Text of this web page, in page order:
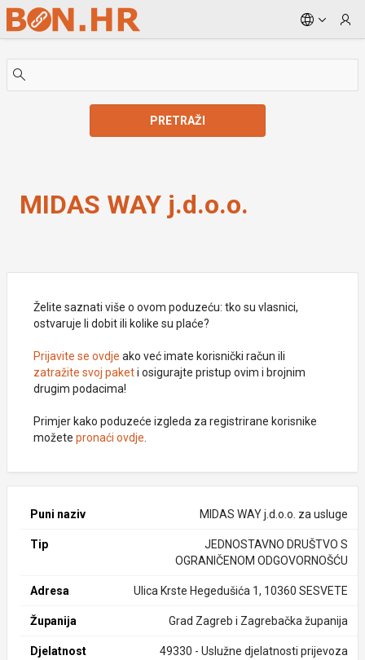
Skip to Main Content
PRETRAŽI
MIDAS WAY j.d.o.o.
Želite saznati više o ovom poduzeću: tko su vlasnici,
ostvaruje li dobit ili kolike su plaće?
Prijavite se ovdje ako već imate korisnički račun ili
zatražite svoj paketi osigurajte pristup ovim i brojnim
drugim podacima!
Primjer kako poduzeće izgleda za registrirane korisnike
možete pronaći ovdje
Puni naziv MIDAS WAY j.d.o.o. za usluge
Tip
JEDNOSTAVNO DRUŠTVO S
OGRANIČENOM ODGOVORNOŠĆU
Adresa Ulica Krste Hegedušića 1, 10360 SESVETE
Županija Grad Zagreb i Zagrebačka županija
Djelatnost
49330 - Uslužne djelatnosti prijevoza